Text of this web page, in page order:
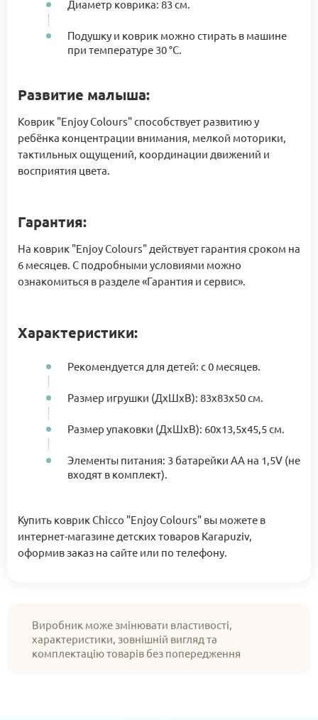
Диаметр коврика: 83 см.
Подушку и коврик можно стирать в машине
при температуре 30 °C.
Развитие малыша:
Коврик "Enjoy Colours" способствует развитию у
ребёнка концентрации внимания, мелкой моторики,
тактильных ощущений, координации движений и
восприятия цвета.
Гарантия:
На коврик "Enjoy Colours" действует гарантия сроком на
6 месяцев. С подробными условиями можно
ознакомиться в разделе «Гарантия и сервис».
Характеристики:
Рекомендуется для детей: с 0 месяцев.
Размер игрушки (ДхШхВ): 83x83x50 см.
Размер упаковки (ДхШхВ): 60x13,5x45,5 см.
Элементы питания: 3 батарейки АА на 1,5V (не
входят в комплект).
Купить коврик Chicco "Enjoy Colours" вы можете в
интернет-магазине детских товаров Karapuziv,
оформив заказ на сайте или по телефону.
Виробник може змінювати властивості,
характеристики, зовнішній вигляд та
комплектацію товарів без попередження